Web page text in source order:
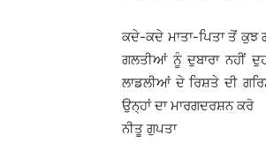
ਕਦੇ-ਕਦੇ ਮਾਤਾ-ਪਿਤਾ ਤੋਂ ਕੁਝ
ਗਲਤੀਆਂ ਨੂੰ ਦੁਬਾਰਾ ਨਹੀਂ
ਲਾਡਲੀਆਂ ਦੇ ਰਿਸ਼ਤੇ ਦੀ
ਉਨ੍ਹਾਂ ਦਾ ਮਾਰਗਦਰਸ਼ਨ ਕਰੋ
ਨੀਤੂ ਗੁਪਤਾ